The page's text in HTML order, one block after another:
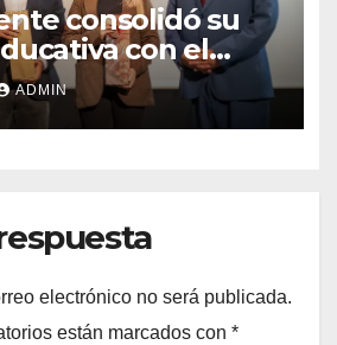
consolidó su
con el
del
Brotes 2026
ADMIN
electrónico no será publicada.
están marcados con *